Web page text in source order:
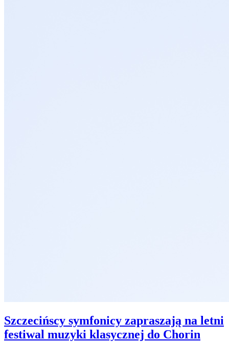
Szczecińscy symfonicy zapraszają na letni
festiwal muzyki klasycznej do Chorin